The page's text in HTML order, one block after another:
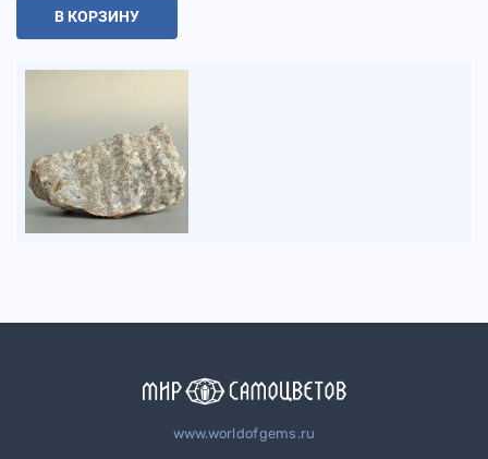
В КОРЗИНУ
www.worldofgems.ru